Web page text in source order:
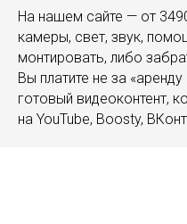
На нашем сайте — от
камеры, свет, звук,
монтировать, либо
Вы платите не за
готовый видеоконтент,
на YouTube, Boosty,